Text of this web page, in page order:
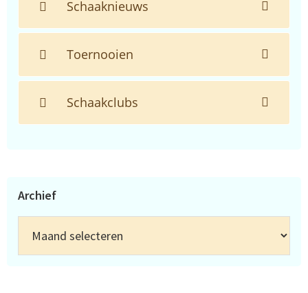
Schaaknieuws
Toernooien
Schaakclubs
Archief